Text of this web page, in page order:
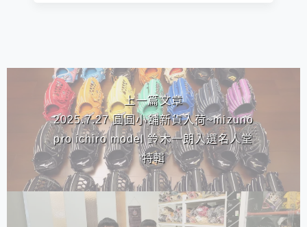
相連文章
上一篇文章
2025.7.27 圓圓小舖新貨入荷~mizuno
pro ichiro model 鈴木一朗入選名人堂
特輯